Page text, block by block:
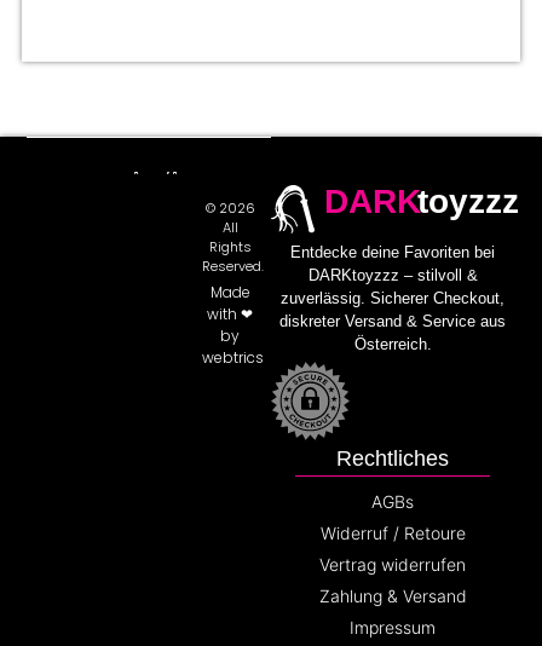
DARKtoyzzz
Entdecke deine Favoriten bei
DARKtoyzzz – stilvoll &
zuverlässig. Sicherer Checkout,
diskreter Versand & Service aus
Österreich.
Rechtliches
AGBs
Widerruf / Retoure
Vertrag widerrufen
Zahlung & Versand
Impressum
© 2026
All
Rights
Reserved.
Made
with ❤
by
webtrics